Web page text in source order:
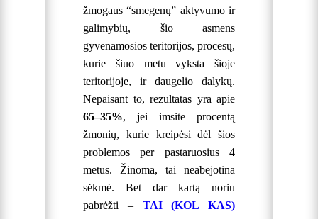
žmogaus “smegenų” aktyvumo ir
galimybių, šio asmens
gyvenamosios teritorijos, procesų,
kurie šiuo metu vyksta šioje
teritorijoje, ir daugelio dalykų.
Nepaisant to, rezultatas yra apie
65–35%, jei imsite procentą
žmonių, kurie kreipėsi dėl šios
problemos per pastaruosius 4
metus. Žinoma, tai neabejotina
sėkmė. Bet dar kartą noriu
pabrėžti – TAI (KOL KAS)